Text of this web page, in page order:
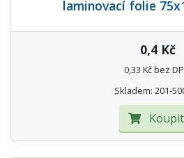
laminovací folie
0,4 Kč
0,33 Kč bez
Skladem: 201-
Koupit